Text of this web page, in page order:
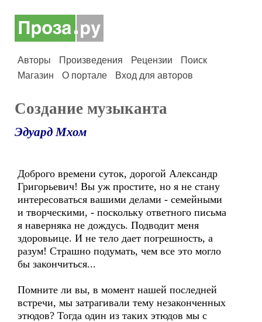
Авторы Произведения Рецензии
Поиск
Магазин
О портале Вход для авторов
Создание музыканта
Эдуард Мхом
Доброго времени суток, дорогой Александр
Григорьевич! Вы уж простите, но я не стану
интересоваться вашими делами - семейными
и творческими, - поскольку ответного письма
я наверняка не дождусь. Подводит меня
здоровьице. И не тело дает погрешность, а
разум! Страшно подумать, чем все это могло
бы закончиться...
Помните ли вы, в момент нашей последней
встречи, мы затрагивали тему незаконченных
этюдов? Тогда один из таких этюдов мы с